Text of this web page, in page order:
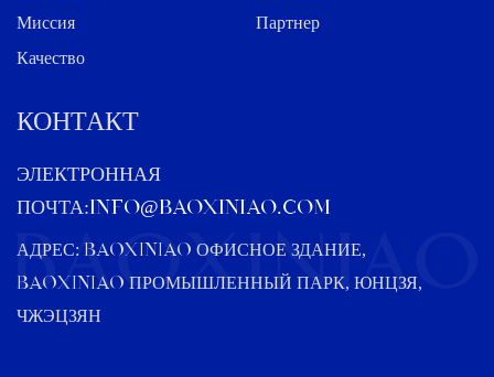
Миссия
Партнер
Качество
КОНТАКТ
ЭЛЕКТРОННАЯ
ПОЧТА:info@baoxiniao.com
АДРЕС: BAOXINIAO ОФИСНОЕ ЗДАНИЕ,
BAOXINIAO ПРОМЫШЛЕННЫЙ ПАРК, ЮНЦЗЯ,
ЧЖЭЦЗЯН